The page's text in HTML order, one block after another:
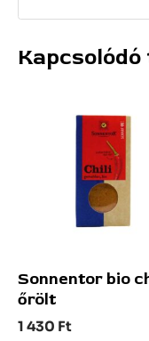
Sonnentor bio
őrölt
1 430 Ft